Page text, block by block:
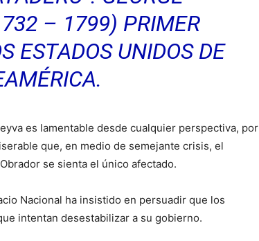
– 1799) PRIMER
ESTADOS UNIDOS DE
es lamentable desde cualquier perspectiva, por
que, en medio de semejante crisis, el
se sienta el único afectado.
Nacional ha insistido en persuadir que los
intentan desestabilizar a su gobierno.